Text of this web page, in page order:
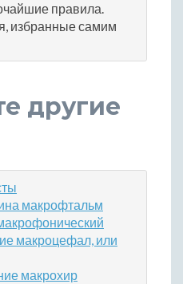
правила.
избранные самим
другие
макрофтальм
макроцефал, или
макрохир